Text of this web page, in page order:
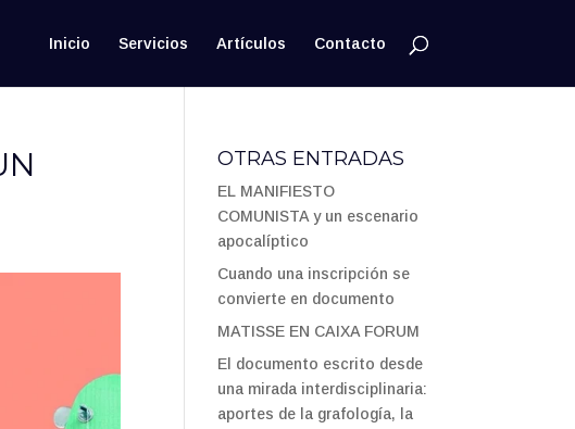
Inicio Servicios Artículos Contacto
OTRAS ENTRADAS
EL MANIFIESTO
COMUNISTA y un escenario
apocalíptico
Cuando una inscripción se
convierte en documento
MATISSE EN CAIXA FORUM
El documento escrito desde
una mirada interdisciplinaria:
aportes de la grafología, la